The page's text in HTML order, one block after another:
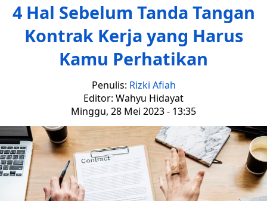
4 Hal Sebelum Tanda Tangan
Kontrak Kerja yang Harus
Kamu Perhatikan
Penulis: Rizki Afiah
Editor: Wahyu Hidayat
Minggu, 28 Mei 2023 - 13:35